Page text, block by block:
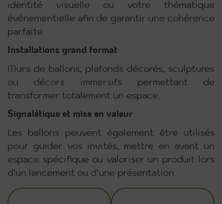
identité visuelle ou votre thématique
événementielle afin de garantir une cohérence
parfaite.
Installations grand format
Murs de ballons, plafonds décorés, sculptures
ou décors immersifs permettant de
transformer totalement un espace.
Signalétique et mise en valeur
Les ballons peuvent également être utilisés
pour guider vos invités, mettre en avant un
espace spécifique ou valoriser un produit lors
d’un lancement ou d’une présentation.